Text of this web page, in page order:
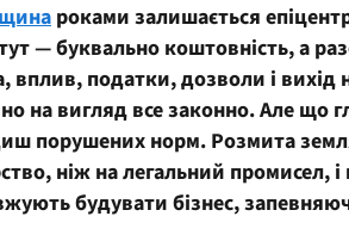
роками залишається
— буквально коштовність, а
вплив, податки, дозволи і
на вигляд все законно. Але
порушених норм. Розмита
ніж на легальний промисел, і
будувати бізнес,